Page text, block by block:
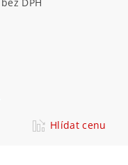
Hlídat cenu